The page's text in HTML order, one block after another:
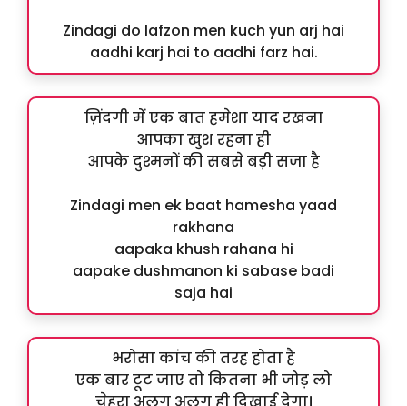
Zindagi do lafzon men kuch yun arj hai
aadhi karj hai to aadhi farz hai.
ज़िंदगी में एक बात हमेशा याद रखना
आपका खुश रहना ही
आपके दुश्मनों की सबसे बड़ी सजा है
Zindagi men ek baat hamesha yaad
rakhana
aapaka khush rahana hi
aapake dushmanon ki sabase badi
saja hai
भरोसा कांच की तरह होता है
एक बार टूट जाए तो कितना भी जोड़ लो